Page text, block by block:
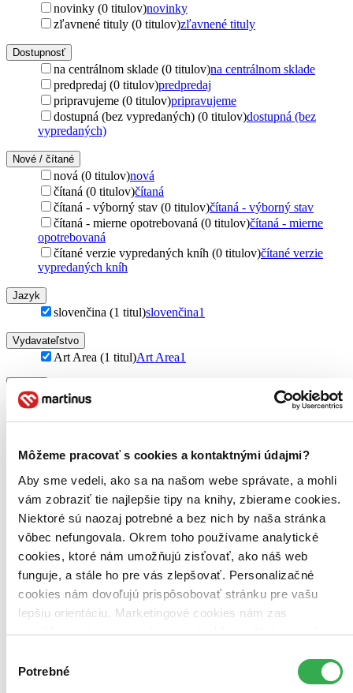
Môžeme pracovať s cookies a kontaktnými údajmi?
Aby sme vedeli, ako sa na našom webe správate, a mohli
vám zobraziť tie najlepšie tipy na knihy, zbierame cookies.
Niektoré sú naozaj potrebné a bez nich by naša stránka
vôbec nefungovala. Okrem toho používame analytické
cookies, ktoré nám umožňujú zisťovať, ako náš web
funguje, a stále ho pre vás zlepšovať. Personalizačné
cookies nám dovoľujú prispôsobovať stránku pre vašu
lepšiu orientáciu. Marketingové cookies nám zas
umožňujú zobrazenie relevantnej reklamy. Niektoré údaje
keby sme mohli používať všetky tieto cookies. Ďakujeme!
súhlasu
Potrebné
novinky (0 titulov)novinky
zľavnené tituly (0 titulov)zľavnené tituly
Dostupnosť
na centrálnom sklade (0 titulov)na centrálnom sklade
predpredaj (0 titulov)predpredaj
pripravujeme (0 titulov)pripravujeme
dostupná (bez vypredaných) (0 titulov)dostupná (bez
vypredaných)
Nové / čítané
nová (0 titulov)nová
čítaná (0 titulov)čítaná
čítaná - výborný stav (0 titulov)čítaná - výborný stav
čítaná - mierne opotrebovaná (0 titulov)čítaná - mierne
opotrebovaná
čítané verzie vypredaných kníh (0 titulov)čítané verzie
vypredaných kníh
Jazyk
slovenčina (1 titul)slovenčina1
Vydavateľstvo
Art Area (1 titul)Art Area1
pevná väzba (1 titul)
Zoradiť
Bestsellery
Top hodnotené
Najdrahšie
Najlacnejšie
Najvyššia zľava
Zrušiť filtre
V slovenskom jazyku